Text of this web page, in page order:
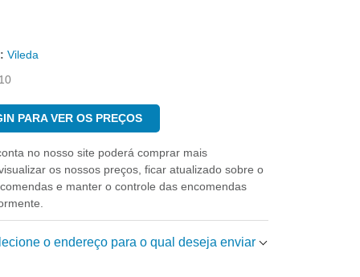
Vileda
PARA VER OS PREÇOS
no nosso site poderá comprar mais
os nossos preços, ficar atualizado sobre o
e manter o controle das encomendas
o endereço para o qual deseja enviar